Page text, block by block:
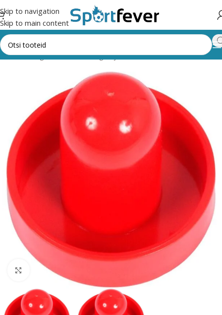
Skip to navigation
Skip to main content
Kõik kategooriad Lauamängud ja vahendid Õhuhoki Tarvikud
Suurendamiseks klõpsake